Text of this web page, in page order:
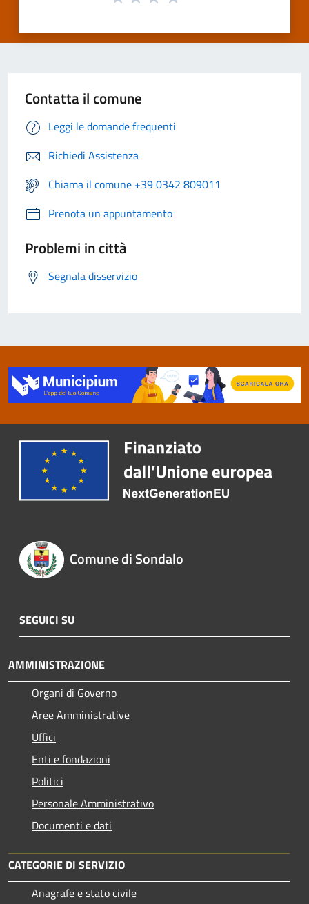
Contatta il comune
Leggi le domande frequenti
Richiedi Assistenza
Chiama il comune +39 0342 809011
Prenota un appuntamento
Problemi in città
Segnala disservizio
Comune di Sondalo
SEGUICI SU
AMMINISTRAZIONE
Organi di Governo
Aree Amministrative
Uffici
Enti e fondazioni
Politici
Personale Amministrativo
Documenti e dati
CATEGORIE DI SERVIZIO
Anagrafe e stato civile